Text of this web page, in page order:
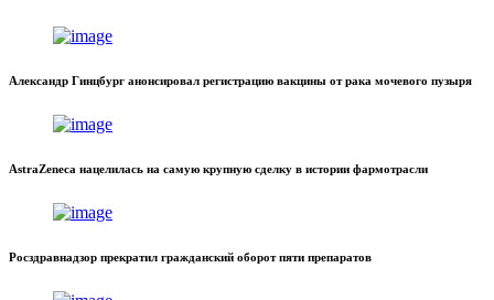
Александр Гинцбург анонсировал регистрацию вакцины от рака мочевого пузыря
AstraZeneca нацелилась на самую крупную сделку в истории фармотрасли
Росздравнадзор прекратил гражданский оборот пяти препаратов